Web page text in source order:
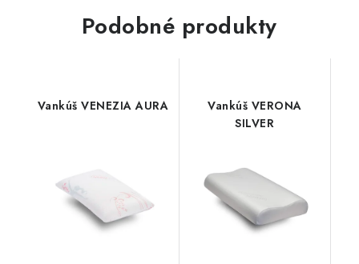
Podobné produkty
Vankúš VENEZIA AURA
Vankúš VERONA
SILVER